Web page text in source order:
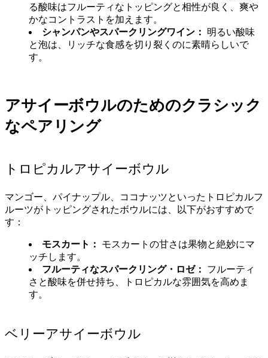
る酸味はフルーティなトッピングと相性が良く、爽や
かなコントラストを加えます。
シャンパンやスパークリングワイン：
明るい酸味
と泡は、リッチな食感を切り裂くのに素晴らしいで
す。
アサイーボウルのためのクラシック
なペアリング
トロピカルアサイーボウル
マンゴー、パイナップル、ココナッツといったトロピカルフ
ルーツがトッピングされたボウルには、以下がおすすめで
す：
モスカート：
モスカートの甘さは果物と絶妙にマ
ッチします。
フルーティなスパークリング・ロゼ：
フルーティ
さと酸味を併せ持ち、トロピカルな雰囲気を高めま
す。
ベリーアサイーボウル